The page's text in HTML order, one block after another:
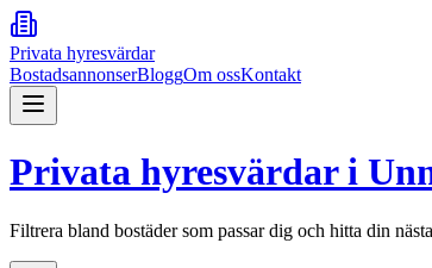
Privata hyresvärdar
BostadsannonserBloggOm ossKontakt
Privata hyresvärdar i
Filtrera bland bostäder som passar dig och hitta din